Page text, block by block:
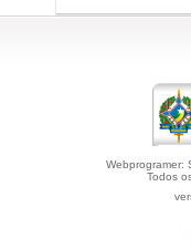
Webprogramer:
Todos